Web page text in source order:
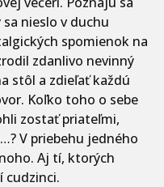
nieslo v duchu
spomienok na
zdanlivo nevinný
stôl a zdieľať každú
Koľko toho o sebe
zostať priateľmi,
V priebehu jedného
Aj tí, ktorých
cudzinci.